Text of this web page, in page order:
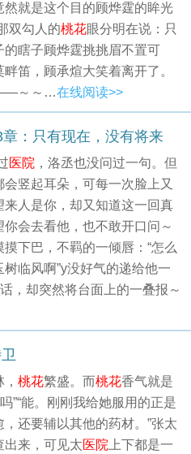
就是这个目的顾烨霆的眸光
双勾人的桃花眼分明在说：只
瞎子顾烨霆挑挑眉不置可
笛，顾承煊大笑着离开了。
——～～…在线阅读>>
章：只有现在，没有将来
医院 ，洛丞也没问过一句。但
竖起耳朵，可每一次脸上又
人是你，却又知道这一回真
会去看他，也不敢开口问～
下巴，不羁的一倾唇：“怎么
临风啊”y没好气的递给他一
，却突然将台面上的一叠报～
桃花繁盛。而桃花香气就是
”“能。刚刚我给她服用的正是
还要辅以其他的药材。”张太
出来，可见太医院 上下都是一